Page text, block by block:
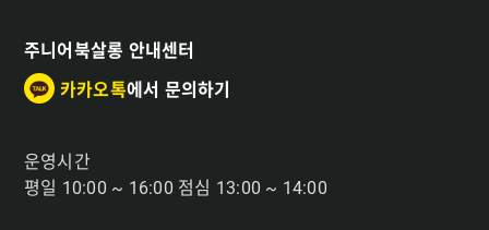
주니어북살롱 안내센터
카카오톡에서 문의하기
운영시간
평일 10:00 ~ 16:00 점심 13:00 ~ 14:00